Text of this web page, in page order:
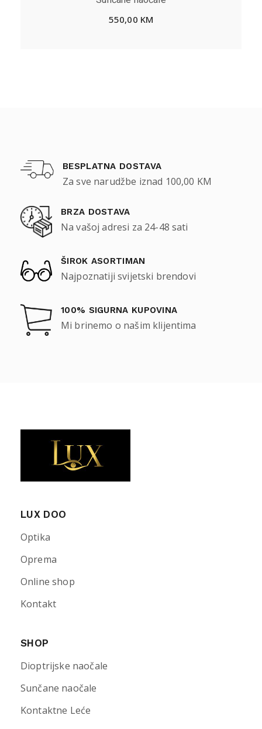
550,00 KM
BESPLATNA DOSTAVA
Za sve narudžbe iznad 100,00 KM
BRZA DOSTAVA
Na vašoj adresi za 24-48 sati
ŠIROK ASORTIMAN
Najpoznatiji svijetski brendovi
100% SIGURNA KUPOVINA
Mi brinemo o našim klijentima
LUX DOO
Optika
Oprema
Online shop
Kontakt
SHOP
Dioptrijske naočale
Sunčane naočale
Kontaktne Leće